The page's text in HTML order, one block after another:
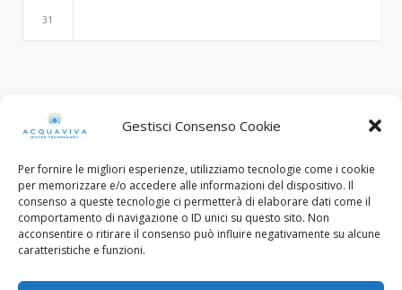
Gestisci Consenso Cookie
Per fornire le migliori esperienze, utilizziamo tecnologie come i cookie
per memorizzare e/o accedere alle informazioni del dispositivo. Il
consenso a queste tecnologie ci permetterà di elaborare dati come il
comportamento di navigazione o ID unici su questo sito. Non
acconsentire o ritirare il consenso può influire negativamente su alcune
caratteristiche e funzioni.
31